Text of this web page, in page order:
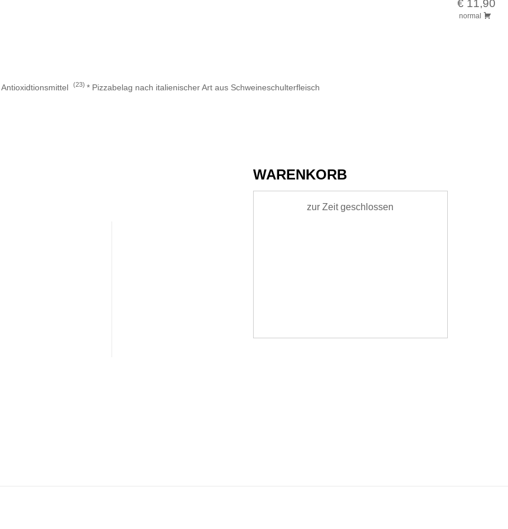
€ 11,90
normal
Antioxidtionsmittel 23 * Pizzabelag nach italienischer Art aus Schweineschulterfleisch
WARENKORB
zur Zeit geschlossen